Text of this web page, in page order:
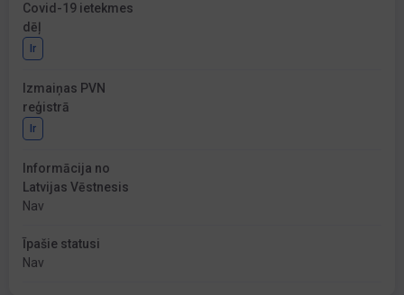
Covid-19 ietekmes
dēļ
Ir
Izmaiņas PVN
reģistrā
Ir
Informācija no
Latvijas Vēstnesis
Nav
Īpašie statusi
Nav